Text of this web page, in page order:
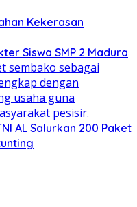
Kekerasan
Siswa SMP 2 Madura
AL Salurkan 200 Paket